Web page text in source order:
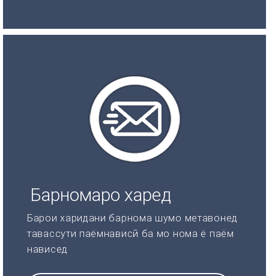
Барномаро харед
Барои харидани барнома шумо метавонед
тавассути паёмнависӣ ба мо нома ё паём
нависед